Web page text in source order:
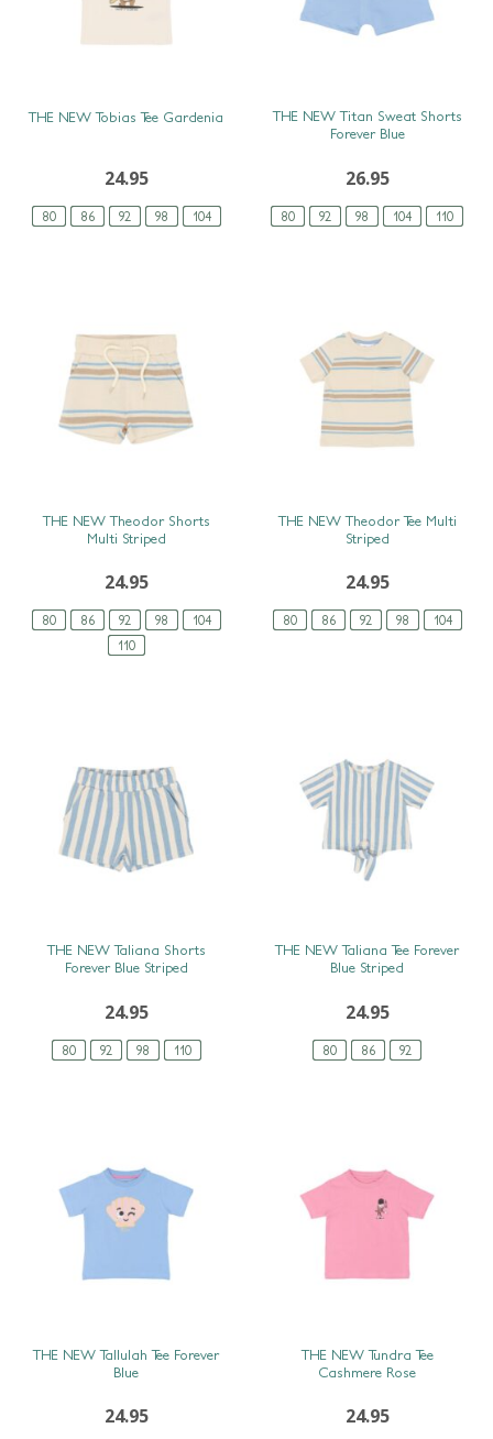
80 86 92 98 104
THE NEW Tobias Tee Gardenia
24.95
SNEL BEKIJKEN
80 92 98 104 110
THE NEW Titan Sweat Shorts
Forever Blue
26.95
80 86 92 98
104
110
THE NEW Theodor Shorts
Multi Striped
24.95
80 86 92 98 104
THE NEW Theodor Tee Multi
Striped
24.95
SNEL BEKIJKEN
80 92 98 110
THE NEW Taliana Shorts
Forever Blue Striped
24.95
SNEL BEKIJKEN
80 86 92
THE NEW Taliana Tee Forever
Blue Striped
24.95
THE NEW Tallulah Tee Forever
Blue
24.95
THE NEW Tundra Tee
Cashmere Rose
24.95